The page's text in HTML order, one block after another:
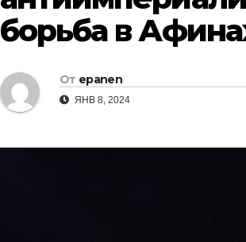
борьба в
От epanen
ЯНВ 8, 2024